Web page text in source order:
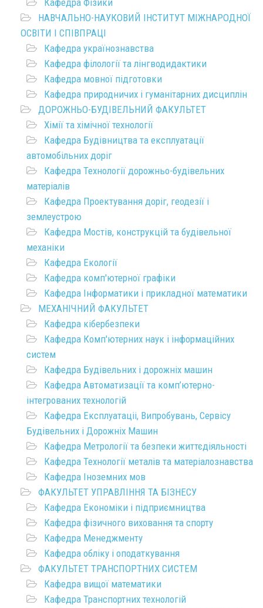
Кафедра Фізики
НАВЧАЛЬНО-НАУКОВИЙ ІНСТИТУТ МІЖНАРОДНОЇ
ОСВІТИ І СПІВПРАЦІ
Кафедра українознавства
Кафедра філології та лінгводидактики
Кафедра мовної підготовки
Кафедра природничих і гуманітарних дисциплін
ДОРОЖНЬО-БУДІВЕЛЬНИЙ ФАКУЛЬТЕТ
Хімії та хімічної технології
Кафедра Будівництва та експлуатації
автомобільних доріг
Кафедра Технології дорожньо-будівельних
матеріалів
Кафедра Проектування доріг, геодезії і
землеустрою
Кафедра Мостів, конструкцій та будівельної
механіки
Кафедра Екології
Кафедра комп'ютерної графіки
Кафедра Інформатики і прикладної математики
МЕХАНІЧНИЙ ФАКУЛЬТЕТ
Кафедра кібербезпеки
Кафедра Комп'ютерних наук і інформаційних
систем
Кафедра Будівельних і дорожніх машин
Кафедра Автоматизації та комп’ютерно-
інтегрованих технологій
Кафедра Експлуатаціі, Випробувань, Сервісу
Будівельних і Дорожніх Машин
Кафедра Метрології та безпеки життєдіяльності
Кафедра Технології металів та матеріалознавства
Кафедра Іноземних мов
ФАКУЛЬТЕТ УПРАВЛІННЯ ТА БІЗНЕСУ
Кафедра Економіки і підприємництва
Кафедра фізичного виховання та спорту
Кафедра Менеджменту
Кафедра обліку і оподаткування
ФАКУЛЬТЕТ ТРАНСПОРТНИХ СИСТЕМ
Кафедра вищої математики
Кафедра Транспортних технологій